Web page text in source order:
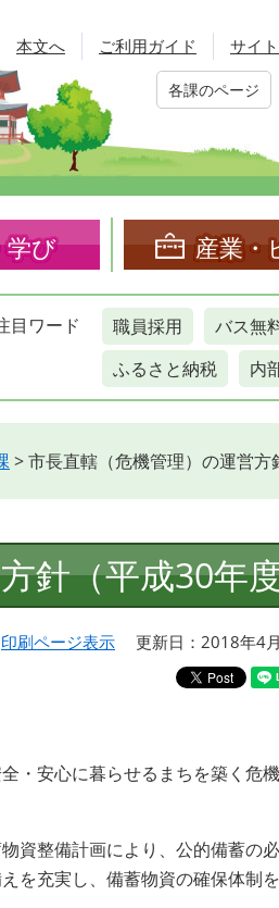
本文へ ご利用ガイド サイ
各課のページ
学び 産業・
目 ワード 職員採用 バス無
ふるさと納税
内
>市長直轄（危機管理）の運営方
針（平成30年
印刷ページ表示 更新日：2018年4
・安心に暮らせるまちを築く危
資整備計画により、公的備蓄の
を充実し、備蓄物資の確保体制